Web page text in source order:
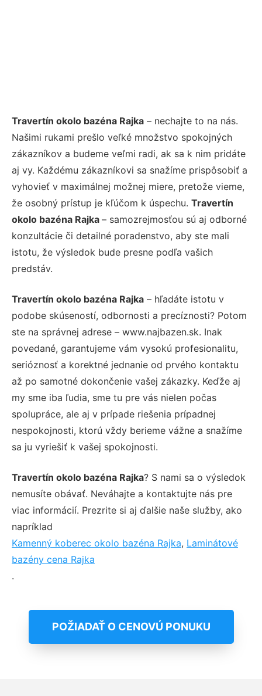
Travertín okolo bazéna Rajka – nechajte to na nás.
Našimi rukami prešlo veľké množstvo spokojných
zákazníkov a budeme veľmi radi, ak sa k nim pridáte
aj vy. Každému zákazníkovi sa snažíme prispôsobiť a
vyhovieť v maximálnej možnej miere, pretože vieme,
že osobný prístup je kľúčom k úspechu. Travertín
okolo bazéna Rajka – samozrejmosťou sú aj odborné
konzultácie či detailné poradenstvo, aby ste mali
istotu, že výsledok bude presne podľa vašich
predstáv.
Travertín okolo bazéna Rajka – hľadáte istotu v
podobe skúseností, odbornosti a precíznosti? Potom
ste na správnej adrese – www.najbazen.sk. Inak
povedané, garantujeme vám vysokú profesionalitu,
serióznosť a korektné jednanie od prvého kontaktu
až po samotné dokončenie vašej zákazky. Keďže aj
my sme iba ľudia, sme tu pre vás nielen počas
spolupráce, ale aj v prípade riešenia prípadnej
nespokojnosti, ktorú vždy berieme vážne a snažíme
sa ju vyriešiť k vašej spokojnosti.
Travertín okolo bazéna Rajka? S nami sa o výsledok
nemusíte obávať. Neváhajte a kontaktujte nás pre
viac informácií. Prezrite si aj ďalšie naše služby, ako
napríklad
Kamenný koberec okolo bazéna Rajka, Laminátové
bazény cena Rajka
.
POŽIADAŤ O CENOVÚ PONUKU